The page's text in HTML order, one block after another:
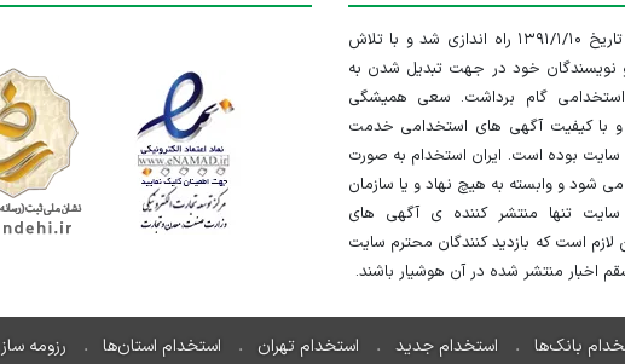
سایت ایران استخدام در تاریخ ۱۳۹۱/۱/۱۰ راه اندازی شد و با تلاش
و نویسندگان خود در جهت تبدیل شدن به
گام برداشت. سعی همیشگی
و با کیفیت آگهی های استخدامی خدمت
سایت بوده است. ایران استخدام به صورت
شود و وابسته به هیچ نهاد و یا سازمان
تنها منتشر کننده ی آگهی های
لازم است که بازدید کنندگان محترم سایت
منتشر شده در آن هوشیار باشند.
بانک‌ها استخدام جدید استخدام تهران استخدام استان‌ها رزومه ساز